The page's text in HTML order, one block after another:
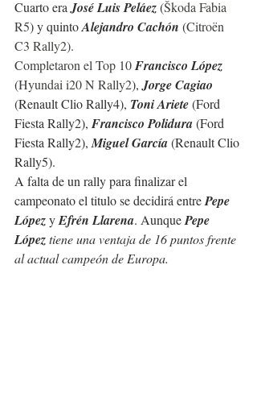
Cuarto era José Luis Peláez (Škoda Fabia
R5) y quinto Alejandro Cachón (Citroën
C3 Rally2).
Completaron el Top 10 Francisco López
(Hyundai i20 N Rally2), Jorge Cagiao
(Renault Clio Rally4), Toni Ariete (Ford
Fiesta Rally2), Francisco Polidura (Ford
Fiesta Rally2), Miguel García (Renault Clio
Rally5).
A falta de un rally para finalizar el
campeonato el titulo se decidirá entre Pepe
López y Efrén Llarena. Aunque Pepe
López tiene una ventaja de 16 puntos frente
al actual campeón de Europa.